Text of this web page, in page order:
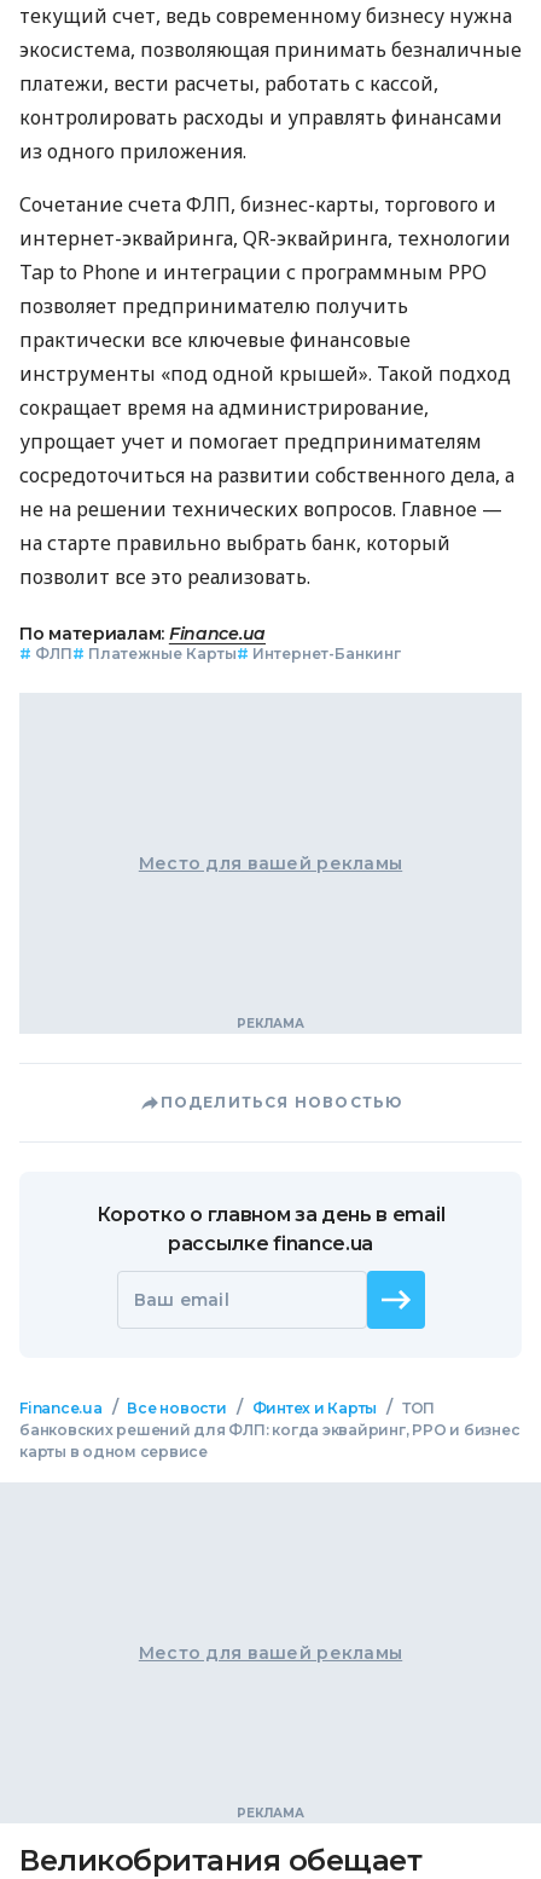
текущий счет, ведь современному бизнесу нужна
экосистема, позволяющая принимать безналичные
платежи, вести расчеты, работать с кассой,
контролировать расходы и управлять финансами
из одного приложения.
Сочетание счета ФЛП, бизнес-карты, торгового и
интернет-эквайринга, QR-эквайринга, технологии
Tap to Phone и интеграции с программным РРО
позволяет предпринимателю получить
практически все ключевые финансовые
инструменты «под одной крышей». Такой подход
сокращает время на администрирование,
упрощает учет и помогает предпринимателям
сосредоточиться на развитии собственного дела, а
не на решении технических вопросов. Главное —
на старте правильно выбрать банк, который
позволит все это реализовать.
По материалам: Finance.ua
# ФЛП# Платежные Карты# Интернет-Банкинг
Место для вашей рекламы
ПОДЕЛИТЬСЯ НОВОСТЬЮ
Коротко о главном за день в email
рассылке finance.ua
Ваш email
Finance.ua / Все новости / Финтех и Карты / ТОП
банковских решений для ФЛП: когда эквайринг, РРО и бизнес
карты в одном сервисе
Место для вашей рекламы
Великобритания обещает